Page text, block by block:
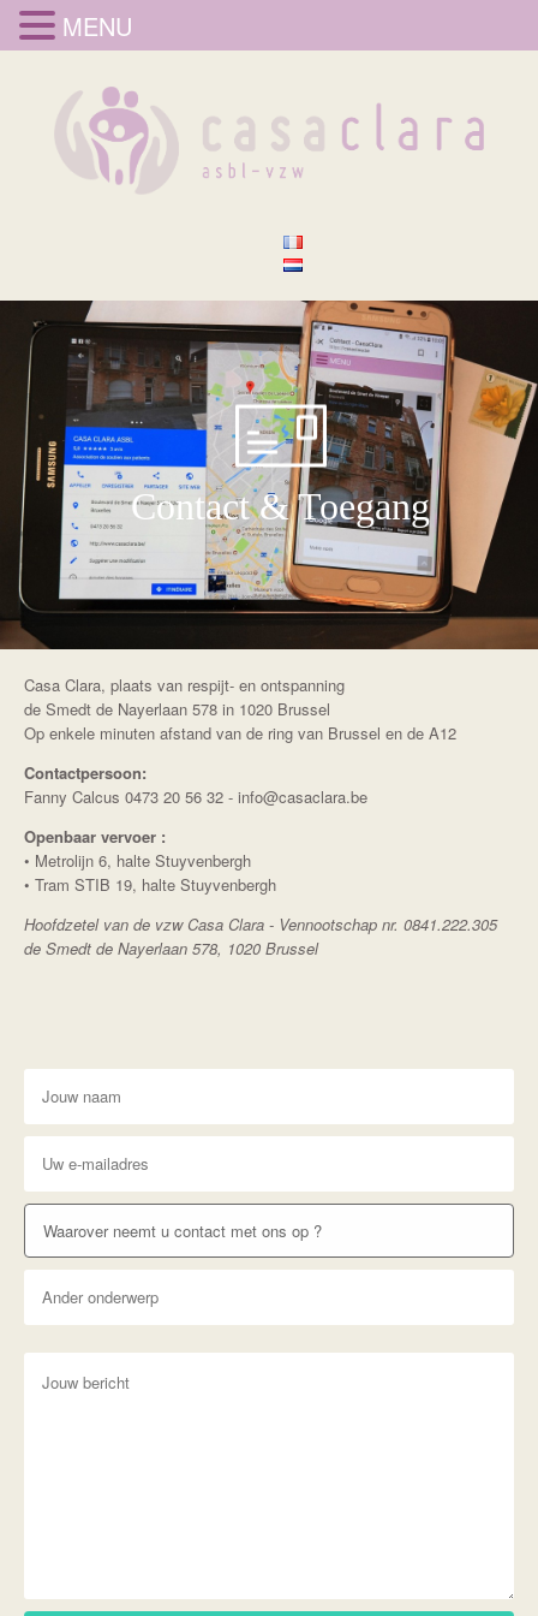
Contact & Toegang
Casa Clara, plaats van respijt- en ontspanning
de Smedt de Nayerlaan 578 in 1020 Brussel
Op enkele minuten afstand van de ring van Brussel en de A12
Contactpersoon:
Fanny Calcus 0473 20 56 32 - info@casaclara.be
Openbaar vervoer :
• Metrolijn 6, halte Stuyvenbergh
• Tram STIB 19, halte Stuyvenbergh
Hoofdzetel van de vzw Casa Clara - Vennootschap nr. 0841.222.305
de Smedt de Nayerlaan 578, 1020 Brussel
MENU